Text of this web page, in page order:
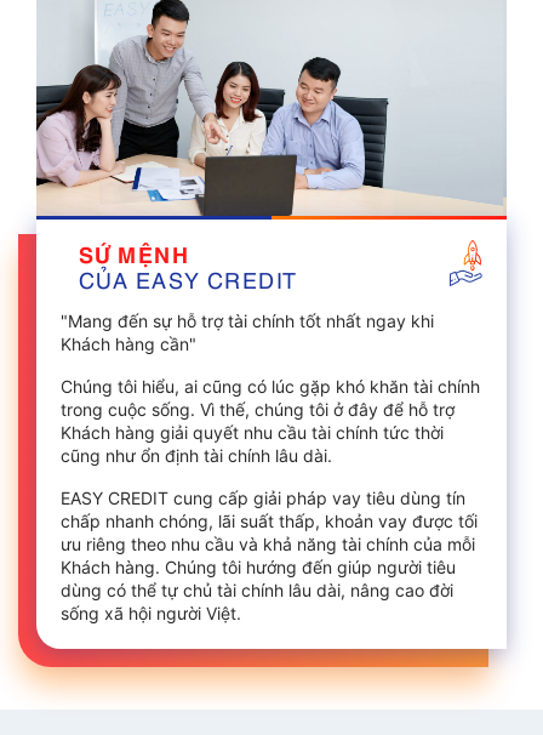
SỨ MỆNH
CỦA EASY CREDIT
"Mang đến sự hỗ trợ tài chính tốt nhất ngay khi
Khách hàng cần"
Chúng tôi hiểu, ai cũng có lúc gặp khó khăn tài chính
trong cuộc sống. Vì thế, chúng tôi ở đây để hỗ trợ
Khách hàng giải quyết nhu cầu tài chính tức thời
cũng như ổn định tài chính lâu dài.
EASY CREDIT cung cấp giải pháp vay tiêu dùng tín
chấp nhanh chóng, lãi suất thấp, khoản vay được tối
ưu riêng theo nhu cầu và khả năng tài chính của mỗi
Khách hàng. Chúng tôi hướng đến giúp người tiêu
dùng có thể tự chủ tài chính lâu dài, nâng cao đời
sống xã hội người Việt.